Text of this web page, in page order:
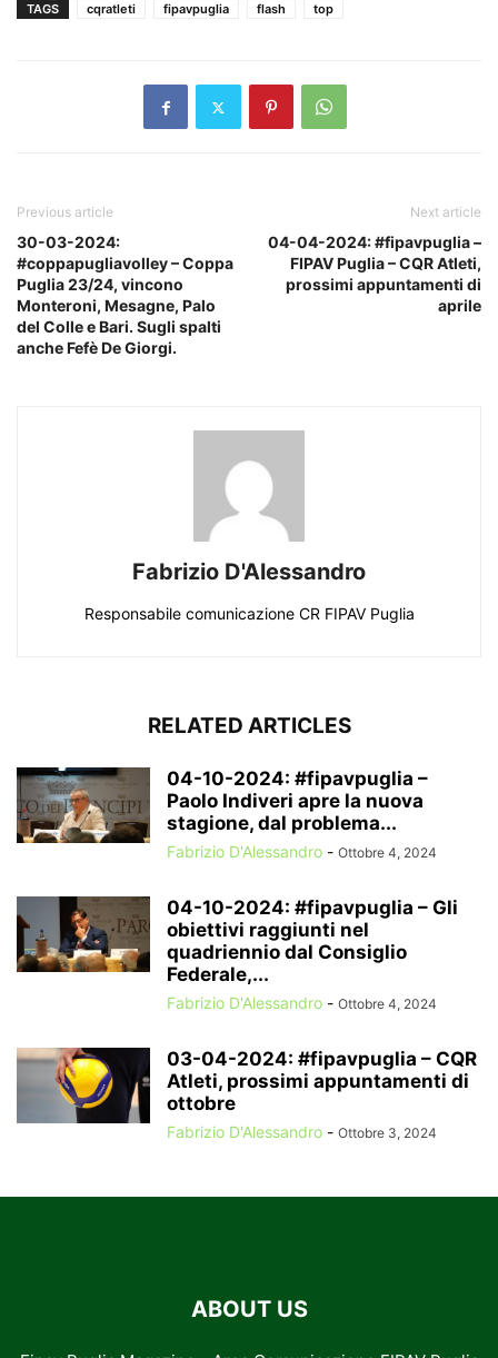
TAGS cqratleti fipavpuglia flash top
Previous article
30-03-2024:
#coppapugliavolley – Coppa
Puglia 23/24, vincono
Monteroni, Mesagne, Palo
del Colle e Bari. Sugli spalti
anche Fefè De Giorgi.
Next article
04-04-2024: #fipavpuglia –
FIPAV Puglia – CQR Atleti,
prossimi appuntamenti di
aprile
Fabrizio D'Alessandro
Responsabile comunicazione CR FIPAV Puglia
RELATED ARTICLES
04-10-2024: #fipavpuglia –
Paolo Indiveri apre la nuova
stagione, dal problema...
Fabrizio D'Alessandro - Ottobre 4, 2024
04-10-2024: #fipavpuglia – Gli
obiettivi raggiunti nel
quadriennio dal Consiglio
Federale,...
Fabrizio D'Alessandro - Ottobre 4, 2024
03-04-2024: #fipavpuglia – CQR
Atleti, prossimi appuntamenti di
ottobre
Fabrizio D'Alessandro - Ottobre 3, 2024
ABOUT US